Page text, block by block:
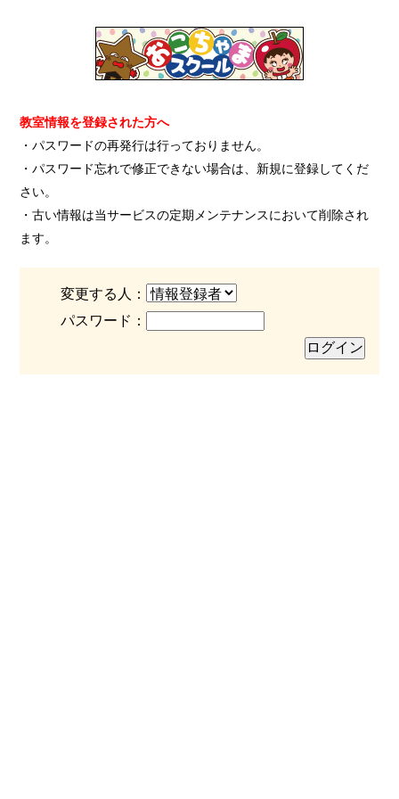
教室情報を登録された方へ
・パスワードの再発行は行っておりません。
・パスワード忘れで修正できない場合は、新規に登録してくだ
さい。
・古い情報は当サービスの定期メンテナンスにおいて削除され
ます。
変更する人：
パスワード：